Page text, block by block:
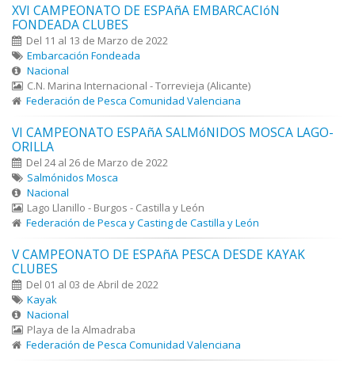
XVI CAMPEONATO DE ESPAñA EMBARCACIóN
FONDEADA CLUBES
Del 11 al 13 de Marzo de 2022
Embarcación Fondeada
Nacional
C.N. Marina Internacional - Torrevieja (Alicante)
Federación de Pesca Comunidad Valenciana
VI CAMPEONATO ESPAñA SALMóNIDOS MOSCA LAGO-
ORILLA
Del 24 al 26 de Marzo de 2022
Salmónidos Mosca
Nacional
Lago Llanillo - Burgos - Castilla y León
Federación de Pesca y Casting de Castilla y León
V CAMPEONATO DE ESPAñA PESCA DESDE KAYAK
CLUBES
Del 01 al 03 de Abril de 2022
Kayak
Nacional
Playa de la Almadraba
Federación de Pesca Comunidad Valenciana